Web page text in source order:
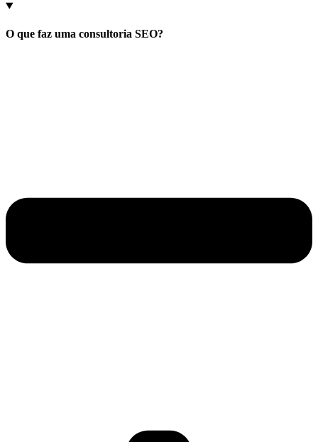
O que faz uma consultoria SEO?